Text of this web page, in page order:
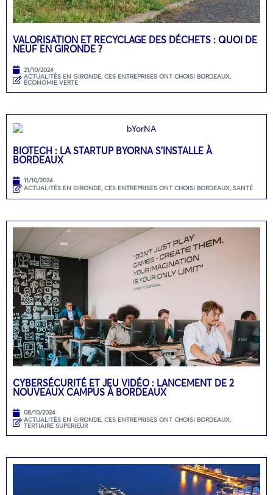
VALORISATION ET RECYCLAGE DES DÉCHETS : QUOI DE
NEUF EN GIRONDE ?
21/10/2024
ACTUALITÉS EN GIRONDE, CES ENTREPRISES ONT CHOISI BORDEAUX,
ÉCONOMIE VERTE
BIOTECH : LA STARTUP BYORNA S’INSTALLE À
BORDEAUX
11/10/2024
ACTUALITÉS EN GIRONDE, CES ENTREPRISES ONT CHOISI BORDEAUX, SANTÉ
CYBERSÉCURITÉ ET JEU VIDÉO : LANCEMENT DE 2
NOUVEAUX CAMPUS À BORDEAUX
08/10/2024
ACTUALITÉS EN GIRONDE, CES ENTREPRISES ONT CHOISI BORDEAUX,
TERTIAIRE SUPERIEUR